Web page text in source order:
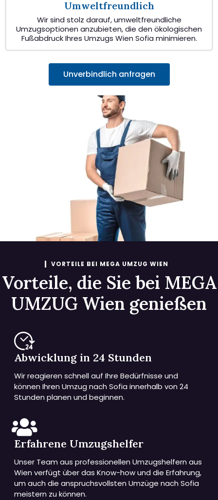
Umweltfreundlich
Wir sind stolz darauf, umweltfreundliche
Umzugsoptionen anzubieten, die den ökologischen
Fußabdruck Ihres Umzugs Wien Sofia minimieren.
Unverbindlich anfragen
VORTEILE BEI MEGA UMZUG WIEN
Vorteile, die Sie bei MEGA
UMZUG Wien genießen
Abwicklung in 24 Stunden
Wir reagieren schnell auf Ihre Bedürfnisse und
können Ihren Umzug nach Sofia innerhalb von 24
Stunden planen und beginnen.
Erfahrene Umzugshelfer
Unser Team aus professionellen Umzugshelfern aus
Wien verfügt über das Know-how und die Erfahrung,
um auch die anspruchsvollsten Umzüge nach Sofia
meistern zu können.